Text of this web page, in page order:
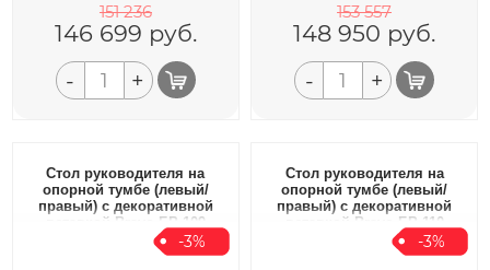
151 236
146 699 руб.
- +
153 557
148 950 руб.
- +
Стол руководителя на
опорной тумбе (левый/
правый) с декоративной
вставкой Bravo БР 109
-3%
Стол руководителя на
опорной тумбе (левый/
правый) с декоративной
вставкой Bravo БР 110
-3%